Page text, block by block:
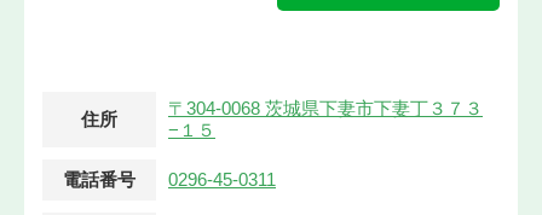
住所
〒304-0068 茨城県下妻市下妻丁３７３
−１５
電話番号 0296-45-0311